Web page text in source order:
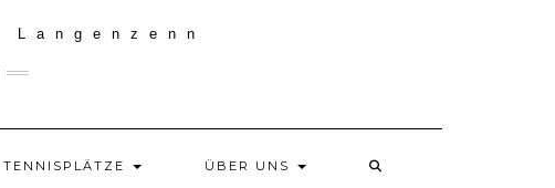
TENNISPLÄTZE ÜBER UNS